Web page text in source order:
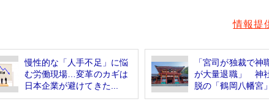
情報提
慢性的な「人手不足」に悩
む労働現場…変革のカギは
日本企業が避けてきた...
「宮司が独裁で神
が大量退職」 神
脱の「鶴岡八幡宮